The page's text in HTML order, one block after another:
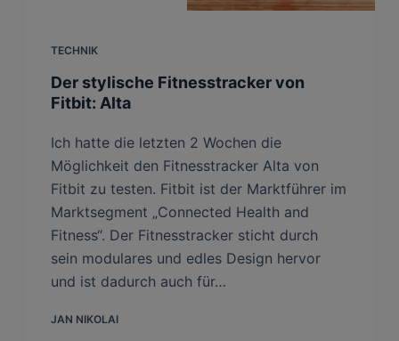
TECHNIK
Der stylische Fitnesstracker von
Fitbit: Alta
Ich hatte die letzten 2 Wochen die
Möglichkeit den Fitnesstracker Alta von
Fitbit zu testen. Fitbit ist der Marktführer im
Marktsegment „Connected Health and
Fitness“. Der Fitnesstracker sticht durch
sein modulares und edles Design hervor
und ist dadurch auch für…
JAN NIKOLAI